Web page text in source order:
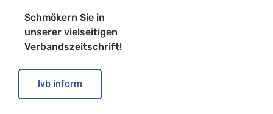
Schmökern Sie in
unserer vielseitigen
Verbandszeitschrift!
lvb inform